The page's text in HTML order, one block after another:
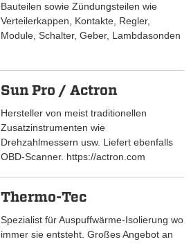
Bauteilen sowie Zündungsteilen wie
Verteilerkappen, Kontakte, Regler,
Module, Schalter, Geber, Lambdasonden
Sun Pro / Actron
Hersteller von meist traditionellen
Zusatzinstrumenten wie
Drehzahlmessern usw. Liefert ebenfalls
OBD-Scanner. https://actron.com
Thermo-Tec
Spezialist für Auspuffwärme-Isolierung wo
immer sie entsteht. Großes Angebot an